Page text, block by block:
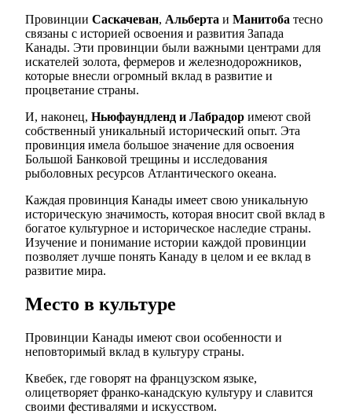
Провинции Саскачеван, Альберта и Манитоба тесно
связаны с историей освоения и развития Запада
Канады. Эти провинции были важными центрами для
искателей золота, фермеров и железнодорожников,
которые внесли огромный вклад в развитие и
процветание страны.
И, наконец, Ньюфаундленд и Лабрадор имеют свой
собственный уникальный исторический опыт. Эта
провинция имела большое значение для освоения
Большой Банковой трещины и исследования
рыболовных ресурсов Атлантического океана.
Каждая провинция Канады имеет свою уникальную
историческую значимость, которая вносит свой вклад в
богатое культурное и историческое наследие страны.
Изучение и понимание истории каждой провинции
позволяет лучше понять Канаду в целом и ее вклад в
развитие мира.
Место в культуре
Провинции Канады имеют свои особенности и
неповторимый вклад в культуру страны.
Квебек, где говорят на французском языке,
олицетворяет франко-канадскую культуру и славится
своими фестивалями и искусством.